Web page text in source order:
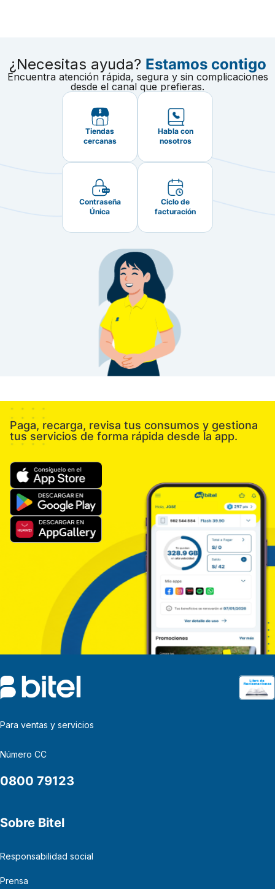
¿Necesitas ayuda? Estamos contigo
Encuentra atención rápida, segura y sin complicaciones
desde el canal que prefieras.
Tiendas
cercanas
Habla con
nosotros
Contraseña
Única
Ciclo de
facturación
Paga, recarga, revisa tus consumos y gestiona
tus servicios de forma rápida desde la app.
Para ventas y servicios
Número CC
0800 79123
Sobre Bitel
Responsabilidad social
Prensa